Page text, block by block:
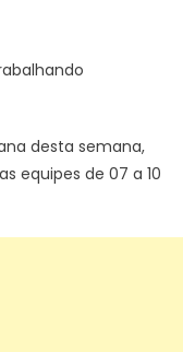
Estância
Turística
desta semana,
equipes de 07 a 10